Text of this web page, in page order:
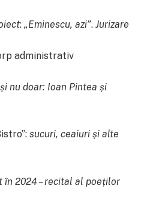
: „Eminescu, azi”. Jurizare
administrativ
nu doar: Ioan Pintea și
sucuri, ceaiuri și alte
în 2024 – recital al poeților